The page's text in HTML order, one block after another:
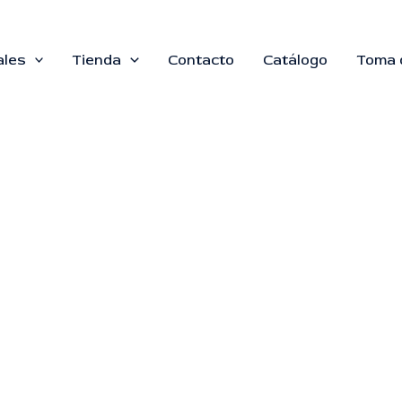
Tienda Contacto Catálogo Toma